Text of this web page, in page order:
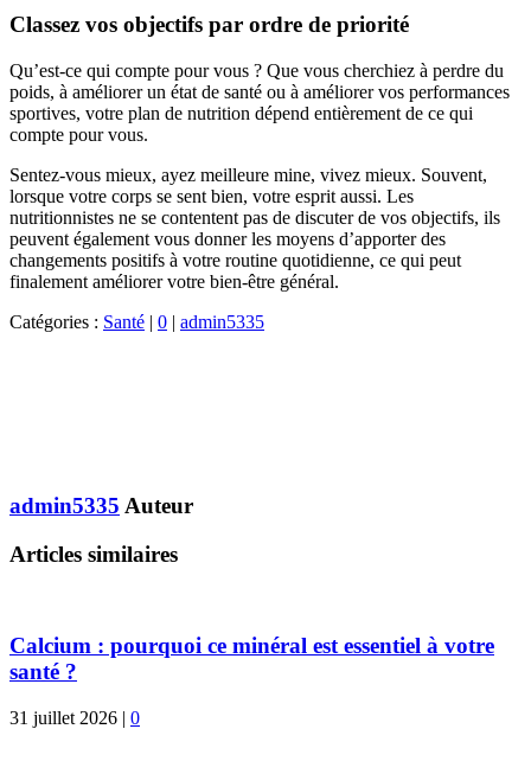
Classez vos objectifs par ordre de priorité
Qu’est-ce qui compte pour vous ? Que vous cherchiez à perdre du
poids, à améliorer un état de santé ou à améliorer vos performances
sportives, votre plan de nutrition dépend entièrement de ce qui
compte pour vous.
Sentez-vous mieux, ayez meilleure mine, vivez mieux. Souvent,
lorsque votre corps se sent bien, votre esprit aussi. Les
nutritionnistes ne se contentent pas de discuter de vos objectifs, ils
peuvent également vous donner les moyens d’apporter des
changements positifs à votre routine quotidienne, ce qui peut
finalement améliorer votre bien-être général.
Catégories : Santé | 0 | admin5335
admin5335 Auteur
Articles similaires
Calcium : pourquoi ce minéral est essentiel à votre
santé ?
31 juillet 2026 | 0